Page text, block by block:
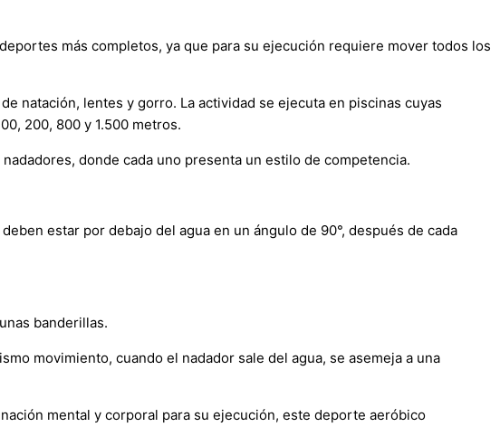
más completos, ya que para su ejecución requiere mover todos los
natación, lentes y gorro. La actividad se ejecuta en piscinas cuyas
200, 800 y 1.500 metros.
donde cada uno presenta un estilo de competencia.
estar por debajo del agua en un ángulo de 90°, después de cada
banderillas.
movimiento, cuando el nadador sale del agua, se asemeja a una
mental y corporal para su ejecución, este deporte aeróbico